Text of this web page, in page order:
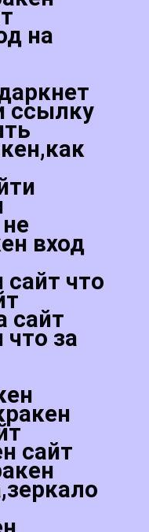
на
ссылку
вход
сайт что
сайт
что за
сайт